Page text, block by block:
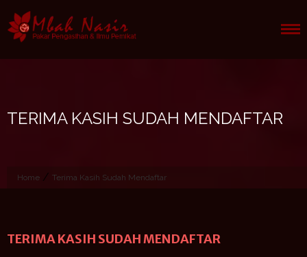
to
content
TERIMA KASIH SUDAH MENDAFTAR
Home / Terima Kasih Sudah Mendaftar
TERIMA KASIH SUDAH MENDAFTAR